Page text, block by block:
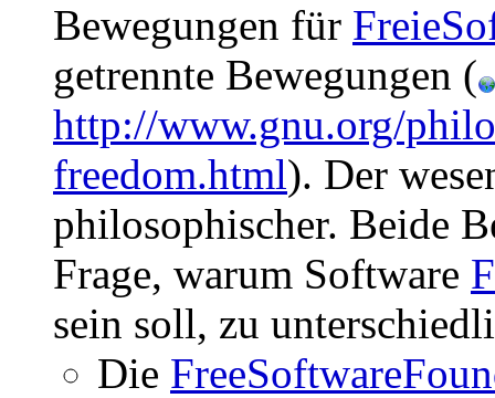
Bewegungen für
getrennte Bewegungen (
http://www.gnu.org/
freedom.html). Der
philosophischer. Beide
Frage, warum Software
sein soll, zu
Die